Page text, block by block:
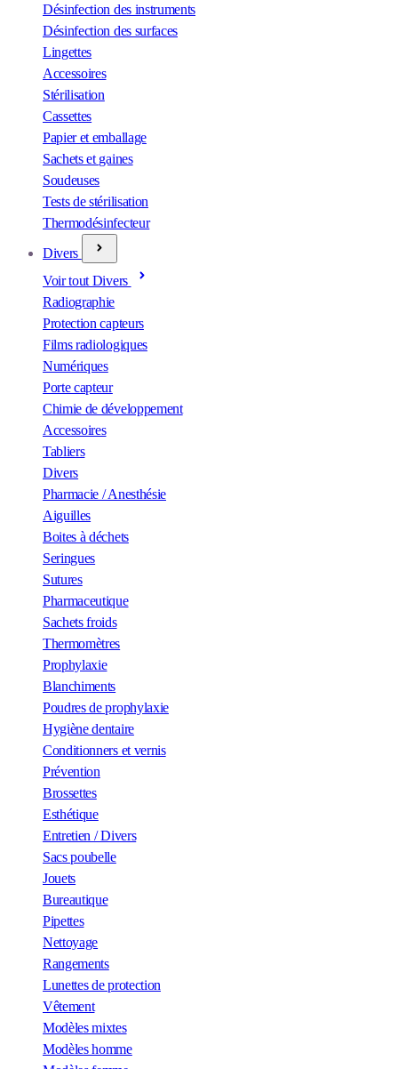
Désinfection des instruments
Désinfection des surfaces
Lingettes
Accessoires
Stérilisation
Cassettes
Papier et emballage
Sachets et gaines
Soudeuses
Tests de stérilisation
Thermodésinfecteur
Divers
Voir tout Divers
Radiographie
Protection capteurs
Films radiologiques
Numériques
Porte capteur
Chimie de développement
Accessoires
Tabliers
Divers
Pharmacie / Anesthésie
Aiguilles
Boites à déchets
Seringues
Sutures
Pharmaceutique
Sachets froids
Thermomètres
Prophylaxie
Blanchiments
Poudres de prophylaxie
Hygiène dentaire
Conditionners et vernis
Prévention
Brossettes
Esthétique
Entretien / Divers
Sacs poubelle
Jouets
Bureautique
Pipettes
Nettoyage
Rangements
Lunettes de protection
Vêtement
Modèles mixtes
Modèles homme